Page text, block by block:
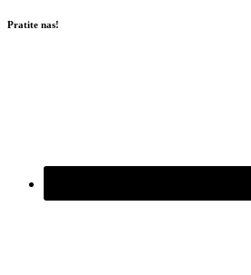
Pratite nas!